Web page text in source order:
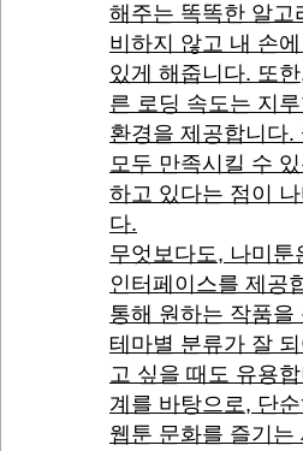
해주는 똑똑한 알고
비하지 않고 내 손
있게 해줍니다. 또
른 로딩 속도는 지
환경을 제공합니다
모두 만족시킬 수
하고 있다는 점이
다.
무엇보다도, 나미
인터페이스를 제공
통해 원하는 작품
테마별 분류가 잘
고 싶을 때도 유용
계를 바탕으로, 단
웹툰 문화를 즐기